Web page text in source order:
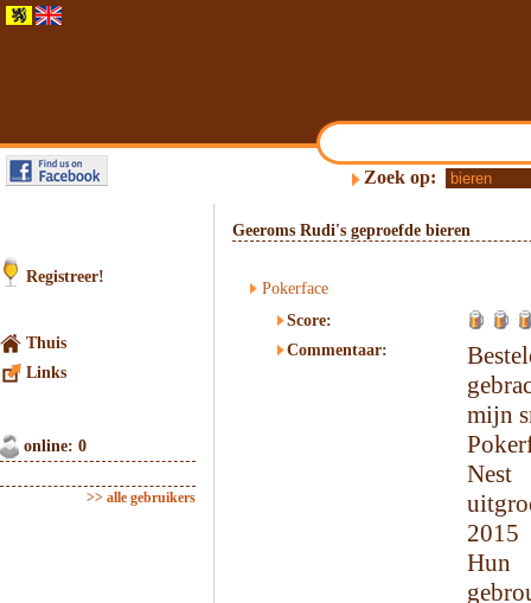
Zoek op:
Registreer!
Thuis
Links
online: 0
>> alle gebruikers
Geeroms Rudi's geproefde bieren
Pokerface
Score:
Commentaar:
mijn
2015
Hun